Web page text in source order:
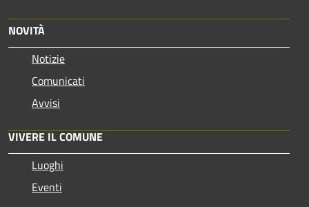
NOVITÀ
Notizie
Comunicati
Avvisi
VIVERE IL COMUNE
Luoghi
Eventi